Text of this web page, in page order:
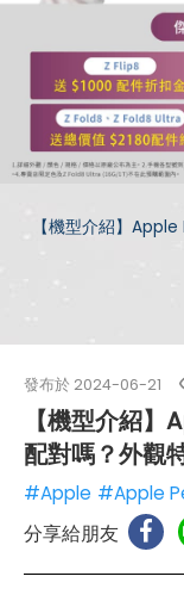
【機型介紹】
發布於 2024-06-21
【機型介紹
配對嗎？外觀
#Apple #Apple
分享給朋友